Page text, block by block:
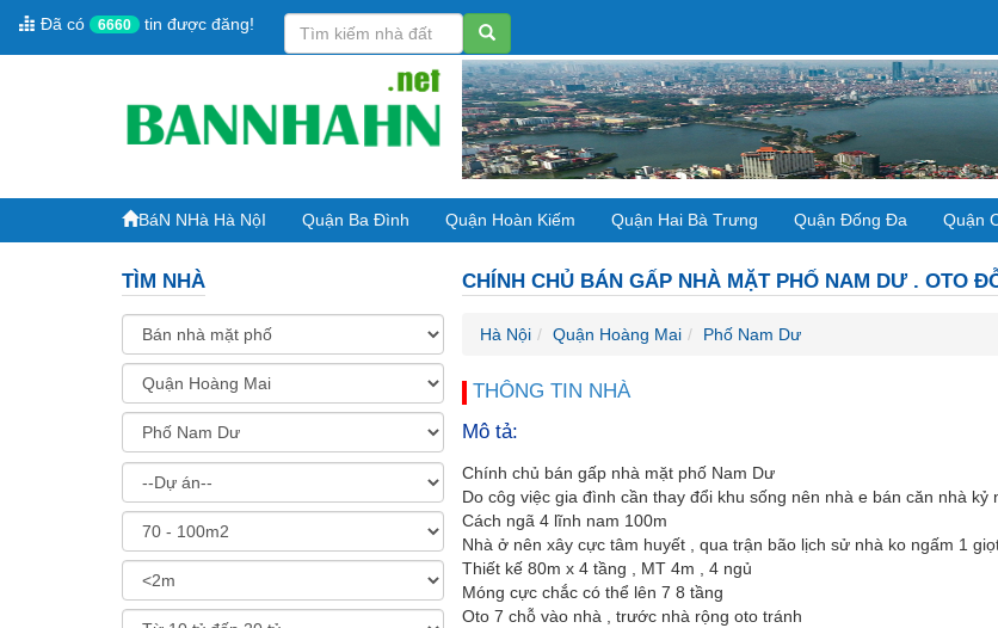
Đã có 6660 tin được đăng!
BáN NHà Hà NộI Quận Ba Đình Quận Hoàn Kiếm Quận Hai Bà Trưng Quận Đống Đa Quận
TÌM NHÀ CHÍNH CHỦ BÁN GẤP NHÀ MẶT PHỐ NAM DƯ . OTO
Hà Nội Quận Hoàng Mai Phố Nam Dư
THÔNG TIN NHÀ
Mô tả:
Chính chủ bán gấp nhà mặt phố Nam Dư
Do côg việc gia đình cần thay đổi khu sống nên nhà e bán căn nhà kỷ
Cách ngã 4 lĩnh nam 100m
Nhà ở nên xây cực tâm huyết , qua trận bão lịch sử nhà ko ngấm 1
Thiết kế 80m x 4 tầng , MT 4m , 4 ngủ
Móng cực chắc có thể lên 7 8 tầng
Oto 7 chỗ vào nhà , trước nhà rộng oto tránh